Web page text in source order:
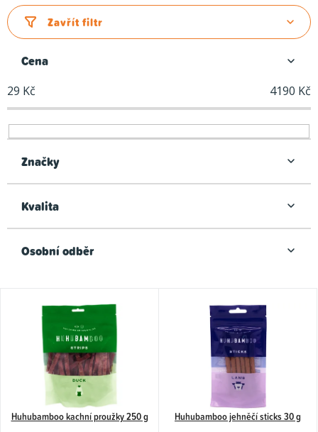
z
e
í
p
r
o
u
t
Zavřít filtr
Cena
29 Kč 4190 Kč
Značky
Kvalita
Osobní odběr
rHuhubamboo kachní proužky 250 g Huhubamboo jehněčí sticks 30 g